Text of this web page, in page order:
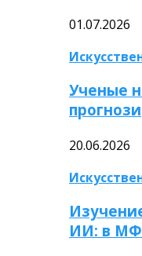
01.07.2026
Ученые
20.06.2026
ИИ: в